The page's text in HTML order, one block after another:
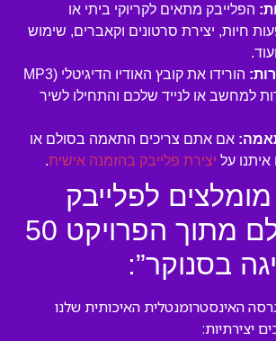
הפלייבק מתאים לקריוקי ביתי או
חיות, יצירת סרטונים וקאברים, שימוש
הורידו את קובץ האודיו הדיגיטלי (MP3
למחשב או לנייד שלכם והתחילו לשיר
אם אתם צריכים התאמה בסולם או
על יצירת פלייבק בהזמנה אישית.
לפלייבק
“ברית עולם מתוך הפרויקט 50
בסנוקר”:
האינסטרומנטלית האיכותית שלנו
יצירתיות: